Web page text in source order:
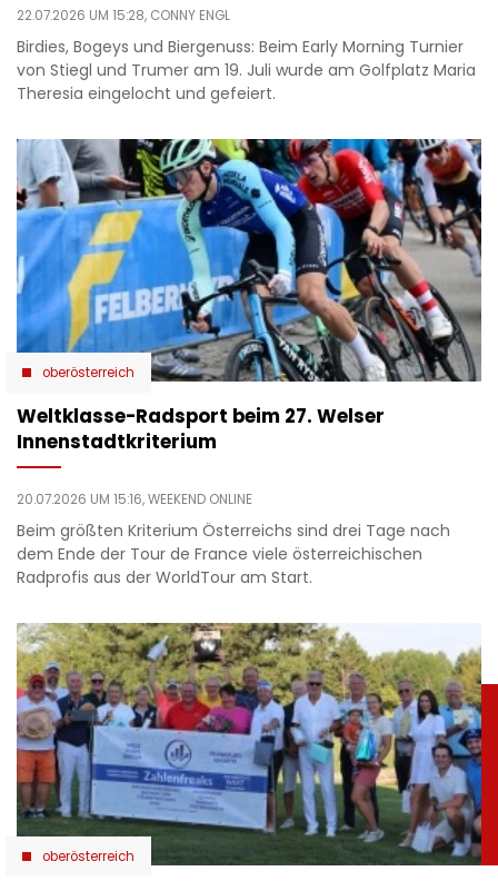
22.07.2026 UM 15:28, CONNY ENGL
Birdies, Bogeys und Biergenuss: Beim Early Morning Turnier
von Stiegl und Trumer am 19. Juli wurde am Golfplatz Maria
Theresia eingelocht und gefeiert.
oberösterreich
Weltklasse-Radsport beim 27. Welser
Innenstadtkriterium
20.07.2026 UM 15:16,WEEKEND ONLINE
Beim größten Kriterium Österreichs sind drei Tage nach
dem Ende der Tour de France viele österreichischen
Radprofis aus der WorldTour am Start.
oberösterreich